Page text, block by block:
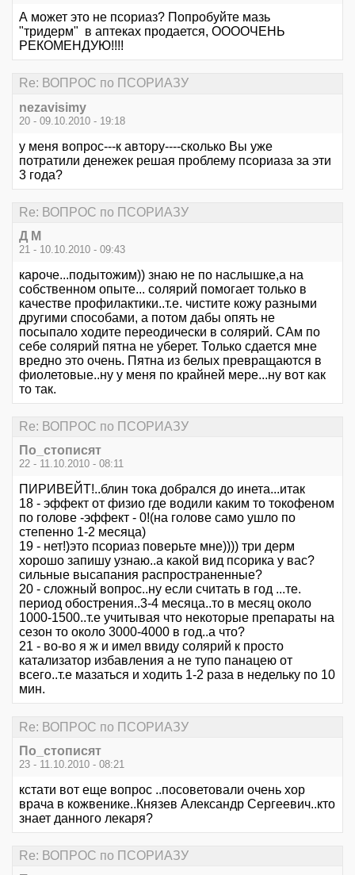
А может это не псориаз? Попробуйте мазь
"тридерм" в аптеках продается, ООООЧЕНЬ
РЕКОМЕНДУЮ!!!!
Re: ВОПРОС по ПСОРИАЗУ
nezavisimy
20 - 09.10.2010 - 19:18
у меня вопрос---к автору----сколько Вы уже
потратили денежек решая проблему псориаза за эти
3 года?
Re: ВОПРОС по ПСОРИАЗУ
Д М
21 - 10.10.2010 - 09:43
кароче...подытожим)) знаю не по наслышке,а на
собственном опыте... солярий помогает только в
качестве профилактики..т.е. чистите кожу разными
другими способами, а потом дабы опять не
посыпало ходите переодически в солярий. САм по
себе солярий пятна не уберет. Только сдается мне
вредно это очень. Пятна из белых превращаются в
фиолетовые..ну у меня по крайней мере...ну вот как
то так.
Re: ВОПРОС по ПСОРИАЗУ
По_стописят
22 - 11.10.2010 - 08:11
ПИРИВЕЙТ!..блин тока добрался до инета...итак
18 - эффект от физио где водили каким то токофеном
по голове -эффект - 0!(на голове само ушло по
степенно 1-2 месяца)
19 - нет!)это псориаз поверьте мне)))) три дерм
хорошо запишу узнаю..а какой вид псорика у вас?
сильные высапания распространенные?
20 - сложный вопрос..ну если считать в год ...те.
период обострения..3-4 месяца..то в месяц около
1000-1500..т.е учитывая что некоторые препараты на
сезон то около 3000-4000 в год..а что?
21 - во-во я ж и имел ввиду солярий к просто
катализатор избавления а не тупо панацею от
всего..т.е мазаться и ходить 1-2 раза в недельку по 10
мин.
Re: ВОПРОС по ПСОРИАЗУ
По_стописят
23 - 11.10.2010 - 08:21
кстати вот еще вопрос ..посоветовали очень хор
врача в кожвенике..Князев Александр Сергеевич..кто
знает данного лекаря?
Re: ВОПРОС по ПСОРИАЗУ